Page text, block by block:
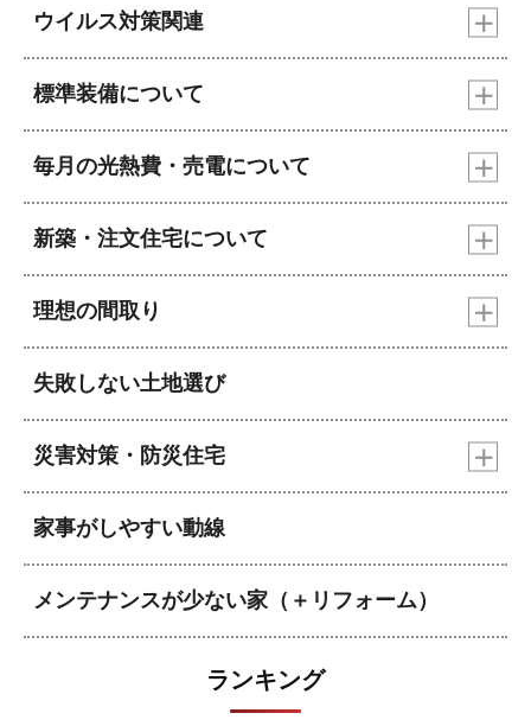
ウイルス対策関連
標準装備について
毎月の光熱費・売電について
新築・注文住宅について
理想の間取り
失敗しない土地選び
災害対策・防災住宅
家事がしやすい動線
メンテナンスが少ない家（＋リフォーム）
ランキング